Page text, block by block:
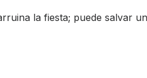
la fiesta; puede salvar